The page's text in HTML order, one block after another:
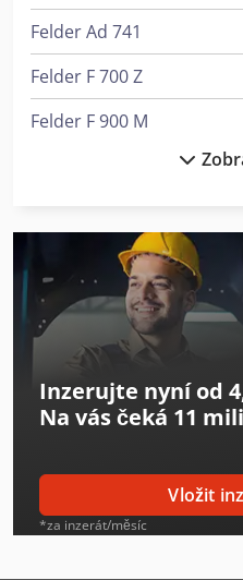
Felder Ad 741
Felder F 700 Z
Felder F 900 M
Felder Kf 700 Professional
Felder Rl 140
Felder Rl 160
Felder Rl 200
Holz-Her Accura 1556
Meber Sm 420
Unicraft Sht 1000
Inzerujte nyní od
Na vás čeká 11
Vložit
*za inzerát/měsíc